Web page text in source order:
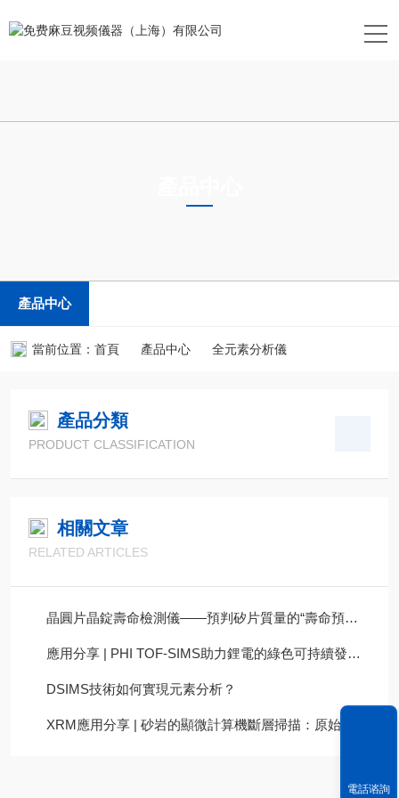
產品中心
當前位置： 首頁 產品中心 全元素分析儀
產品分類
PRODUCT CLASSIFICATION
相關文章
RELATED ARTICLES
晶圓片晶錠壽命檢測儀——預判矽片質量的“壽命預言家”
應用分享 | PHI TOF-SIMS助力鋰電的綠色可持續發展戰略
DSIMS技術如何實現元素分析？
XRM應用分享 | 砂岩的顯微計算機斷層掃描：原始、濾波和分割數據集
電話谘詢